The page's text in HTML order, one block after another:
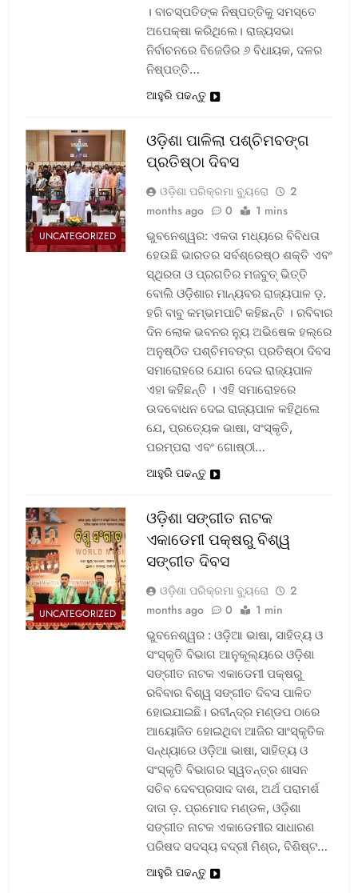
। ବାଚସ୍ପତିଙ୍କ ନିଷ୍ପତ୍ତିକୁ ସମସ୍ତେ
ଅପେକ୍ଷା କରିଥିଲେ। ରାଜ୍ୟସଭା
ନିର୍ବାଚନରେ ବିଜେଡିର ୬ ବିଧାୟକ, ଦଳର
ନିଷ୍ପତ୍ତି…
ଆହୁରି ପଢନ୍ତୁ
UNCATEGORIZED
ଓଡ଼ିଶା ପାଳିଲା ପଶ୍ଚିମବଙ୍ଗ
ପ୍ରତିଷ୍ଠା ଦିବସ
ଓଡ଼ିଶା ପରିକ୍ରମା ବ୍ୟୁରୋ
2
months ago
0 1 mins
ଭୁବନେଶ୍ୱର: ଏକତା ମଧ୍ୟରେ ବିବିଧତା
ହେଉଛି ଭାରତର ସର୍ବଶ୍ରେଷ୍ଠ ଶକ୍ତି ଏବଂ
ସ୍ଥିରତା ଓ ପ୍ରଗତିର ମଜବୁତ୍ ଭିତ୍ତି
ବୋଲି ଓଡ଼ିଶାର ମାନ୍ୟବର ରାଜ୍ୟପାଳ ଡ଼.
ହରି ବାବୁ କମ୍ଭମପାଟି କହିଛନ୍ତି । ରବିବାର
ଦିନ ଲୋକ ଭବନର ନ୍ୟୁ ଅଭିଷେକ ହଲ୍‌ରେ
ଅନୁଷ୍ଠିତ ପଶ୍ଚିମବଙ୍ଗ ପ୍ରତିଷ୍ଠା ଦିବସ
ସମାରୋହରେ ଯୋଗ ଦେଇ ରାଜ୍ୟପାଳ
ଏହା କହିଛନ୍ତି । ଏହି ସମାରୋହରେ
ଉଦବୋଧନ ଦେଇ ରାଜ୍ୟପାଳ କହିଥିଲେ
ଯେ, ପ୍ରତ୍ୟେକ ଭାଷା, ସଂସ୍କୃତି,
ପରମ୍ପରା ଏବଂ ଗୋଷ୍ଠୀ…
ଆହୁରି ପଢନ୍ତୁ
UNCATEGORIZED
ଓଡ଼ିଶା ସଙ୍ଗୀତ ନାଟକ
ଏକାଡେମୀ ପକ୍ଷରୁ ବିଶ୍ୱ
ସଙ୍ଗୀତ ଦିବସ
ଓଡ଼ିଶା ପରିକ୍ରମା ବ୍ୟୁରୋ
2
months ago
0 1 min
ଭୁବନେଶ୍ୱର : ଓଡ଼ିଆ ଭାଷା, ସାହିତ୍ୟ ଓ
ସଂସ୍କୃତି ବିଭାଗ ଆନୁକୂଲ୍ୟରେ ଓଡ଼ିଶା
ସଙ୍ଗୀତ ନାଟକ ଏକାଡେମୀ ପକ୍ଷରୁ
ରବିବାର ବିଶ୍ୱ ସଙ୍ଗୀତ ଦିବସ ପାଳିତ
ହୋଇଯାଇଛି। ରବୀନ୍ଦ୍ର ମଣ୍ଡପ ଠାରେ
ଆୟୋଜିତ ହୋଇଥିବା ଆଜିର ସାଂସ୍କୃତିକ
ସନ୍ଧ୍ୟାରେ ଓଡ଼ିଆ ଭାଷା, ସାହିତ୍ୟ ଓ
ସଂସ୍କୃତି ବିଭାଗର ସ୍ୱତନ୍ତ୍ର ଶାସନ
ସଚିବ ଦେବପ୍ରସାଦ ଦାଶ, ଅର୍ଥ ପରାମର୍ଶ
ଦାତା ଡ଼. ପ୍ରମୋଦ ମଣ୍ଡଳ, ଓଡ଼ିଶା
ସଙ୍ଗୀତ ନାଟକ ଏକାଡେମୀର ସାଧାରଣ
ପରିଷଦ ସଦସ୍ୟ ବଦ୍ରୀ ମିଶ୍ର, ବିଶିଷ୍ଟ…
ଆହୁରି ପଢନ୍ତୁ